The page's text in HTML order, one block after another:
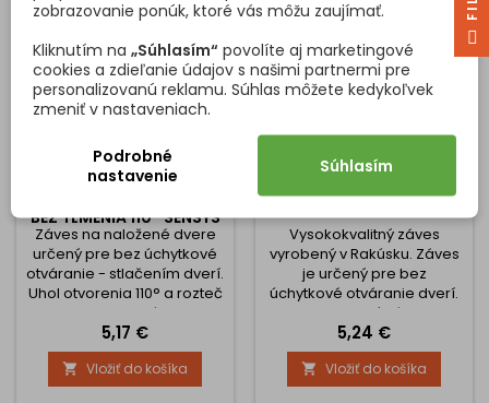
čela v troch smeroch...
ZÁVES NALOŽENÝ PRE BEZ
BEZ TLMENIA 110° SENSYS
Záves na naložené dvere
určený pre bez úchytkové
otváranie - stlačením dverí.
Uhol otvorenia 110° a rozteč
dier uchytenia závesu 52
mm K závesu je nutné
dokúpiť podložku. Určený
pre hrúbku dverí 15 - 24
mm Hĺbka misky 12,8 mm
Cena
5,17 €
 Vložiť do košíka
TOP - BEZ PERA
Vysokokvalitný záves
vyrobený v Rakúsku. Záves
je určený pre bez
úchytkové otváranie dverí.
Celokovový záves,
poniklovaný Nastavenia
čela v troch smeroch
Komfortné nastavenie
hĺbky pomocou
Cena
5,24 €
 Vložiť do košíka
zobrazovanie ponúk, ktoré vás môžu zaujímať.
Kliknutím na „Súhlasím“ povolíte aj marketingové
cookies a zdieľanie údajov s našimi partnermi pre
personalizovanú reklamu. Súhlas môžete kedykoľvek
zmeniť v nastaveniach.
Podrobné
nastavenie
Súhlasím